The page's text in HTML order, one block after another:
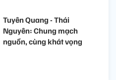
Tuyên Quang - Thái
Nguyên: Chung mạch
nguồn, cùng khát vọng